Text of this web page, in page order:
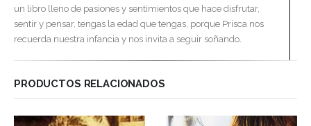
un libro lleno de pasiones y sentimientos que hace disfrutar,
sentir y pensar, tengas la edad que tengas, porque Prisca nos
recuerda nuestra infancia y nos invita a seguir soñando.
PRODUCTOS RELACIONADOS